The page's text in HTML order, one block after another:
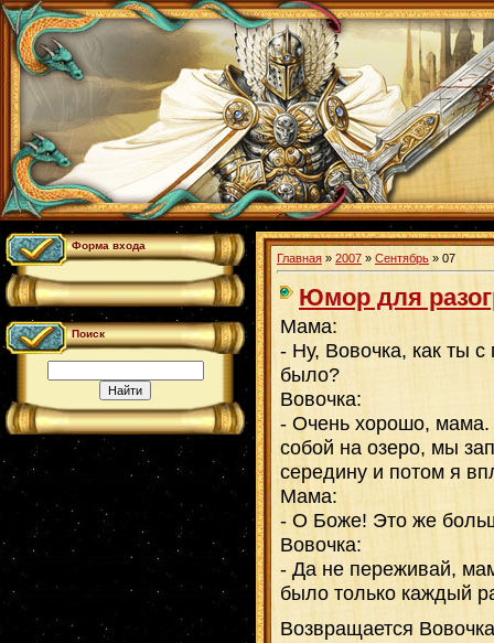
Форма входа
Поиск
Главная » 2007 » Сентябрь » 07
Юмор для
Мама:
- Ну, Вовочка, как ты
было?
Вовочка:
- Очень хорошо, мама.
собой на озеро, мы
середину и потом я
Мама:
- О Боже! Это же
Вовочка:
- Да не переживай,
было только каждый
Возвращается